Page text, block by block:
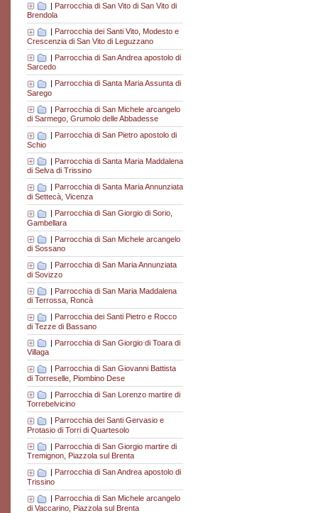
| Parrocchia di San Vito di San Vito di
Brendola
| Parrocchia dei Santi Vito, Modesto e
Crescenzia di San Vito di Leguzzano
| Parrocchia di San Andrea apostolo di
Sarcedo
Parrocchia di Santa Maria Assunta di
Sarego
| Parrocchia di San Michele arcangelo
di Sarmego, Grumolo delle Abbadesse
Parrocchia di San Pietro apostolo di
Schio
| Parrocchia di Santa Maria Maddalena
di Selva di Trissino
Parrocchia di Santa Maria Annunziata
di Settecà, Vicenza
| Parrocchia di San Giorgio di Sorio,
Gambellara
| Parrocchia di San Michele arcangelo
di Sossano
| Parrocchia di San Maria Annunziata
di Sovizzo
| Parrocchia di San Maria Maddalena
di Terrossa, Roncà
| Parrocchia dei Santi Pietro e Rocco
di Tezze di Bassano
| Parrocchia di San Giorgio di Toara di
Villaga
Parrocchia di San Giovanni Battista
di Torreselle, Piombino Dese
| Parrocchia di San Lorenzo martire di
Torrebelvicino
Parrocchia dei Santi Gervasio e
Protasio di Torri di Quartesolo
| Parrocchia di San Giorgio martire di
Tremignon, Piazzola sul Brenta
Parrocchia di San Andrea apostolo di
Trissino
| Parrocchia di San Michele arcangelo
di Vaccarino, Piazzola sul Brenta